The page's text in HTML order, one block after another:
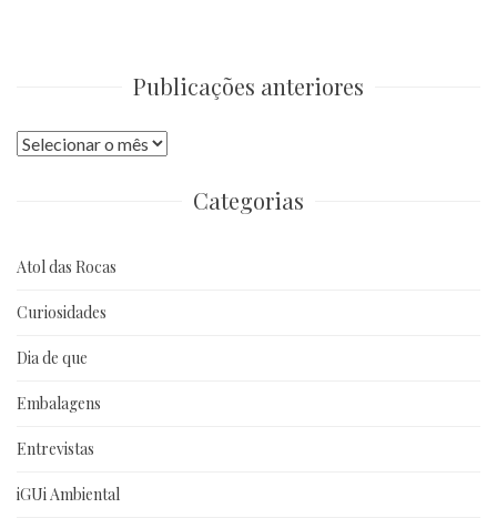
Publicações anteriores
Publicações
Categorias
Atol das Rocas
Curiosidades
Dia de que
Embalagens
Entrevistas
iGUi Ambiental